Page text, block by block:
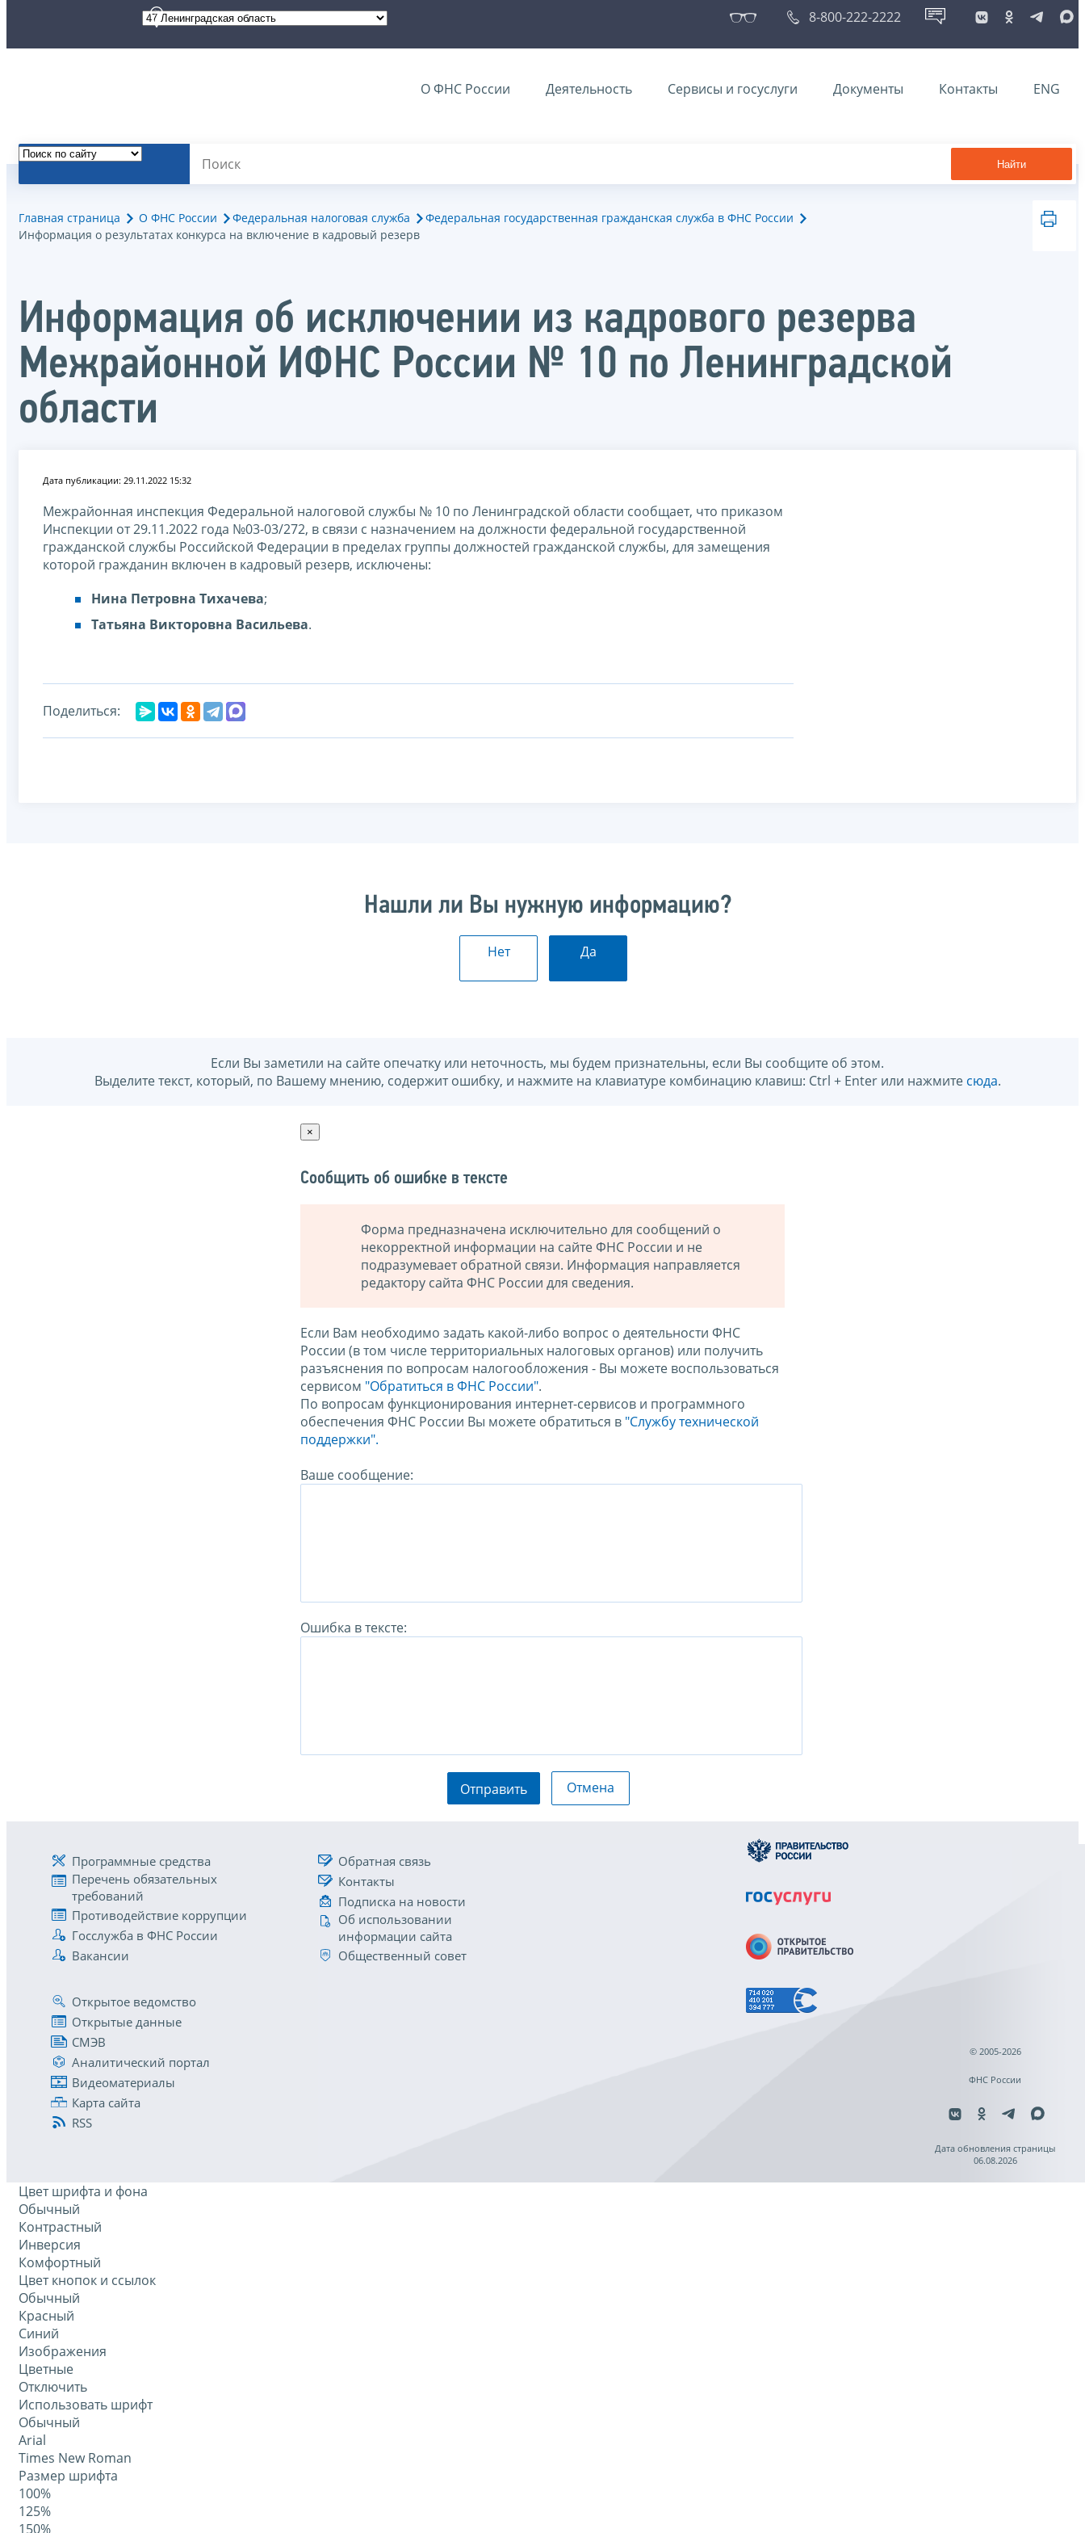
8-800-222-2222
О ФНС России Деятельность Сервисы и госуслуги Документы Контакты ENG
Найти
Главная страница О ФНС России Федеральная налоговая служба
Федеральная государственная гражданская служба в ФНС России
Информация о результатах конкурса на включение в кадровый резерв
Информация об исключении из кадрового резерва
Межрайонной ИФНС России № 10 по Ленинградской
области
Дата публикации: 29.11.2022 15:32
Межрайонная инспекция Федеральной налоговой службы № 10 по Ленинградской области сообщает, что приказом
Инспекции от 29.11.2022 года №03-03/272, в связи с назначением на должности федеральной государственной
гражданской службы Российской Федерации в пределах группы должностей гражданской службы, для замещения
которой гражданин включен в кадровый резерв, исключены:
Нина Петровна Тихачева;
Татьяна Викторовна Васильева.
Поделиться:
Нашли ли Вы нужную информацию?
Нет Да
Если Вы заметили на сайте опечатку или неточность, мы будем признательны, если Вы сообщите об этом.
Выделите текст, который, по Вашему мнению, содержит ошибку, и нажмите на клавиатуре комбинацию клавиш: Ctrl + Enter или нажмите сюда.
×
Сообщить об ошибке в тексте
Форма предназначена исключительно для сообщений о
некорректной информации на сайте ФНС России и не
подразумевает обратной связи. Информация направляется
редактору сайта ФНС России для сведения.
Если Вам необходимо задать какой-либо вопрос о деятельности ФНС
России (в том числе территориальных налоговых органов) или получить
разъяснения по вопросам налогообложения - Вы можете воспользоваться
сервисом "Обратиться в ФНС России".
По вопросам функционирования интернет-сервисов и программного
обеспечения ФНС России Вы можете обратиться в "Службу технической
поддержки".
Ваше сообщение:
Ошибка в тексте:
Отправить Отмена
Программные средства
Перечень обязательных
требований
Противодействие коррупции
Госслужба в ФНС России
Вакансии
Обратная связь
Контакты
Подписка на новости
Об использовании
информации сайта
Общественный совет
Открытое ведомство
Открытые данные
СМЭВ
Аналитический портал
Видеоматериалы
Карта сайта
RSS
© 2005-2026
ФНС России
Дата обновления страницы
06.08.2026
Цвет шрифта и фона
Обычный
Контрастный
Инверсия
Комфортный
Цвет кнопок и ссылок
Обычный
Красный
Синий
Изображения
Цветные
Отключить
Использовать шрифт
Обычный
Arial
Times New Roman
Размер шрифта
100%
125%
150%